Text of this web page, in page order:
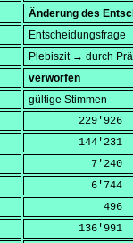
Änderung des
Entscheidungsfrage
Plebiszit → durch
verworfen
gültige Stimmen
        229'926
        144'231
          7'240
          6'744
            496
        136'991